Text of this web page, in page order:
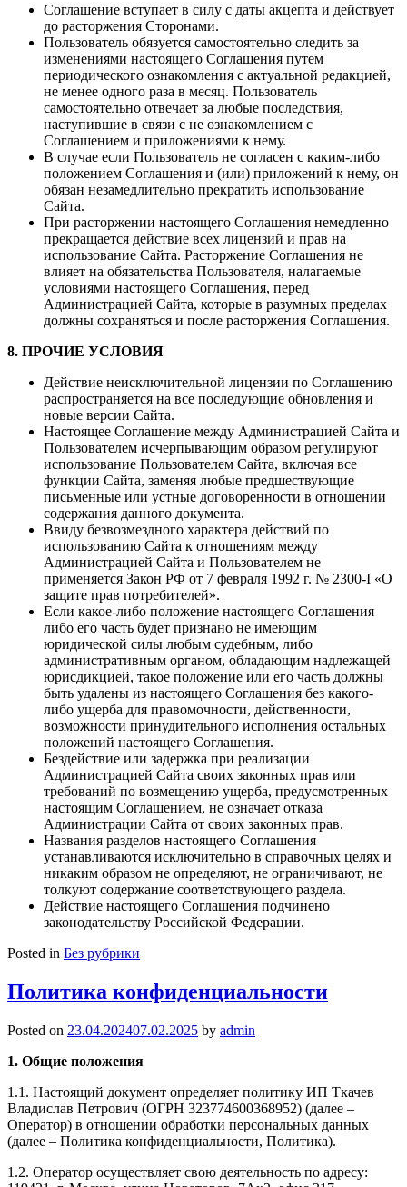
Соглашение вступает в силу с даты акцепта и действует
до расторжения Сторонами.
Пользователь обязуется самостоятельно следить за
изменениями настоящего Соглашения путем
периодического ознакомления с актуальной редакцией,
не менее одного раза в месяц. Пользователь
самостоятельно отвечает за любые последствия,
наступившие в связи с не ознакомлением с
Соглашением и приложениями к нему.
В случае если Пользователь не согласен с каким-либо
положением Соглашения и (или) приложений к нему, он
обязан незамедлительно прекратить использование
Сайта.
При расторжении настоящего Соглашения немедленно
прекращается действие всех лицензий и прав на
использование Сайта. Расторжение Соглашения не
влияет на обязательства Пользователя, налагаемые
условиями настоящего Соглашения, перед
Администрацией Сайта, которые в разумных пределах
должны сохраняться и после расторжения Соглашения.
8. ПРОЧИЕ УСЛОВИЯ
Действие неисключительной лицензии по Соглашению
распространяется на все последующие обновления и
новые версии Сайта.
Настоящее Соглашение между Администрацией Сайта и
Пользователем исчерпывающим образом регулируют
использование Пользователем Сайта, включая все
функции Сайта, заменяя любые предшествующие
письменные или устные договоренности в отношении
содержания данного документа.
Ввиду безвозмездного характера действий по
использованию Сайта к отношениям между
Администрацией Сайта и Пользователем не
применяется Закон РФ от 7 февраля 1992 г. № 2300-I «О
защите прав потребителей».
Если какое-либо положение настоящего Соглашения
либо его часть будет признано не имеющим
юридической силы любым судебным, либо
административным органом, обладающим надлежащей
юрисдикцией, такое положение или его часть должны
быть удалены из настоящего Соглашения без какого-
либо ущерба для правомочности, действенности,
возможности принудительного исполнения остальных
положений настоящего Соглашения.
Бездействие или задержка при реализации
Администрацией Сайта своих законных прав или
требований по возмещению ущерба, предусмотренных
настоящим Соглашением, не означает отказа
Администрации Сайта от своих законных прав.
Названия разделов настоящего Соглашения
устанавливаются исключительно в справочных целях и
никаким образом не определяют, не ограничивают, не
толкуют содержание соответствующего раздела.
Действие настоящего Соглашения подчинено
законодательству Российской Федерации.
Posted in Без рубрики
Политика конфиденциальности
Posted on 23.04.202407.02.2025 by admin
1. Общие положения
1.1. Настоящий документ определяет политику ИП Ткачев
Владислав Петрович (ОГРН 323774600368952) (далее –
Оператор) в отношении обработки персональных данных
(далее – Политика конфиденциальности, Политика).
1.2. Оператор осуществляет свою деятельность по адресу: